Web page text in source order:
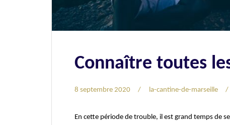
Connaître toutes
8 septembre 2020 la-cantine-de-marseille
En cette période de trouble, il est grand temps de